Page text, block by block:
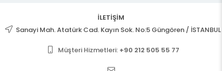
İLETİŞİM
Sanayi Mah. Atatürk Cad. Kayın Sok. No:5 Güngören / İSTANBUL
Müşteri Hizmetleri: +90 212 505 55 77